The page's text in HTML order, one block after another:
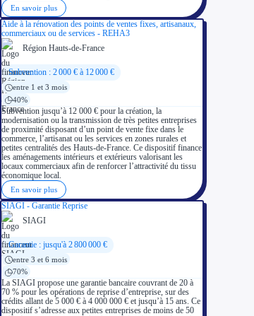
En savoir plus
Aide à la rénovation des points de ventes fixes, artisanaux,
commerciaux ou de services - REHA3
Région Hauts-de-France
Subvention : 2 000 € à 12 000 €
entre 1 et 3 mois
40%
Subvention jusqu’à 12 000 € pour la création, la
modernisation ou la transmission de très petites entreprises
de proximité disposant d’un point de vente fixe dans le
commerce, l’artisanat ou les services en zones rurales et
petites centralités des Hauts-de-France. Ce dispositif finance
les aménagements intérieurs et extérieurs valorisant les
locaux commerciaux afin de renforcer l’attractivité du tissu
économique local.
En savoir plus
SIAGI - Garantie Reprise
SIAGI
Garantie : jusqu'à 2 800 000 €
entre 3 et 6 mois
70%
La SIAGI propose une garantie bancaire couvrant de 20 à
70 % pour les opérations de reprise d’entreprise, sur des
crédits allant de 5 000 € à 4 000 000 € et jusqu’à 15 ans. Ce
dispositif s’adresse aux petites entreprises de moins de 50